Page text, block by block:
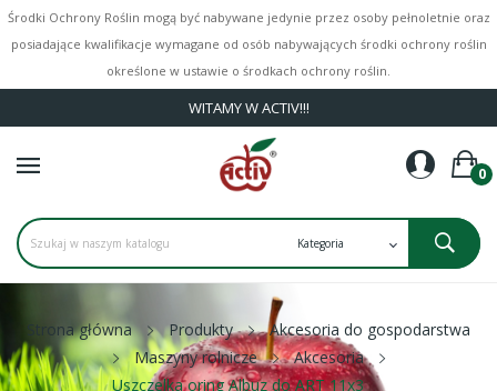
Środki Ochrony Roślin mogą być nabywane jedynie przez osoby pełnoletnie oraz
posiadające kwalifikacje wymagane od osób nabywających środki ochrony roślin
określone w ustawie o środkach ochrony roślin.
WITAMY W ACTIV!!!
0
Strona główna Produkty
Akcesoria do gospodarstwa
Maszyny rolnicze
Akcesoria
Uszczelka oring Albuz do ART 11x3